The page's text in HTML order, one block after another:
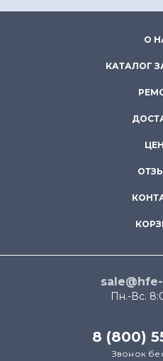
О
КАТАЛОГ
Пн.-Вс.
8 (800)
Звонок